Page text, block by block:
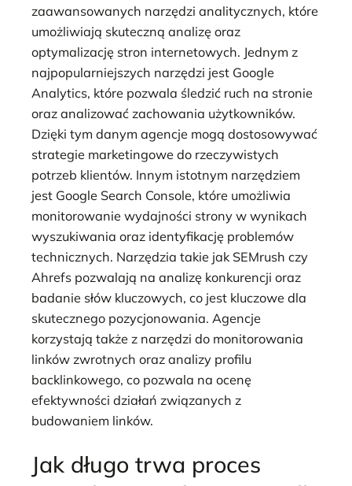
zaawansowanych narzędzi analitycznych, które
umożliwiają skuteczną analizę oraz
optymalizację stron internetowych. Jednym z
najpopularniejszych narzędzi jest Google
Analytics, które pozwala śledzić ruch na stronie
oraz analizować zachowania użytkowników.
Dzięki tym danym agencje mogą dostosowywać
strategie marketingowe do rzeczywistych
potrzeb klientów. Innym istotnym narzędziem
jest Google Search Console, które umożliwia
monitorowanie wydajności strony w wynikach
wyszukiwania oraz identyfikację problemów
technicznych. Narzędzia takie jak SEMrush czy
Ahrefs pozwalają na analizę konkurencji oraz
badanie słów kluczowych, co jest kluczowe dla
skutecznego pozycjonowania. Agencje
korzystają także z narzędzi do monitorowania
linków zwrotnych oraz analizy profilu
backlinkowego, co pozwala na ocenę
efektywności działań związanych z
budowaniem linków.
Jak długo trwa proces